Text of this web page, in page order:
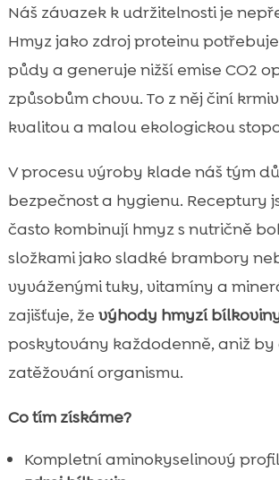
Náš závazek k udržitelnosti je
Hmyz jako zdroj proteinu
půdy a generuje nižší emise CO2
způsobům chovu. To z něj činí
kvalitou a malou ekologickou
V procesu výroby klade náš tým
bezpečnost a hygienu. Receptury
často kombinují hmyz s nutričně
složkami jako sladké brambory
vyváženými tuky, vitamíny a
zajišťuje, že výhody hmyzí
poskytovány každodenně, aniž
zatěžování organismu.
Co tím získáme?
Kompletní aminokyselinový